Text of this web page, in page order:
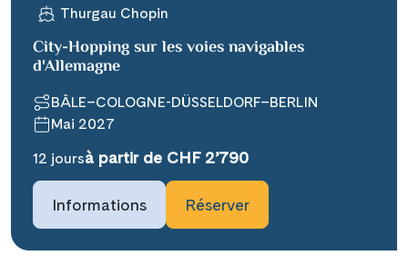
Thurgau Chopin
City-Hopping sur les voies navigables
d'Allemagne
BÂLE–COLOGNE-DÜSSELDORF–BERLIN
Mai 2027
12 joursà partir de CHF 2’790
Informations Réserver